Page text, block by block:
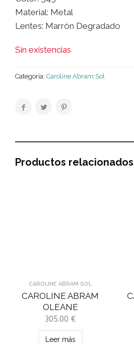
Material: Metal
Lentes: Marrón Degradado
Sin existencias
Categoría: Caroline Abram Sol
Productos relacionados
CAROLINE ABRAM SOL
CAROLINE ABRAM
OLEANE
305.00 €
Leer más